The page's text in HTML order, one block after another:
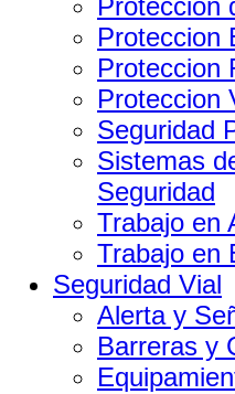
Proteccion
Proteccion
Proteccion
Proteccion
Seguridad
Sistemas
Seguridad
Trabajo en
Trabajo en
Seguridad Vial
Alerta y
Barreras y